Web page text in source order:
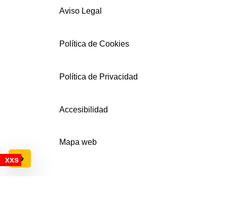
Configuración de cookies
Aviso Legal
Política de Cookies
Política de Privacidad
Accesibilidad
Mapa web